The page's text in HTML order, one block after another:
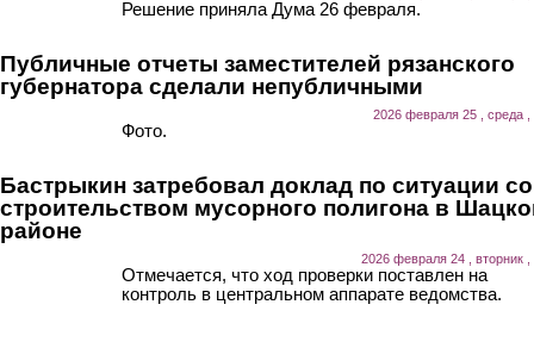
Решение приняла Дума 26 февраля.
Публичные отчеты заместителей рязанского
губернатора сделали непубличными
2026 февраля 25 , среда ,
Фото.
Бастрыкин затребовал доклад по ситуации со
строительством мусорного полигона в
районе
2026 февраля 24 , вторник ,
Отмечается, что ход проверки поставлен на
контроль в центральном аппарате ведомства.